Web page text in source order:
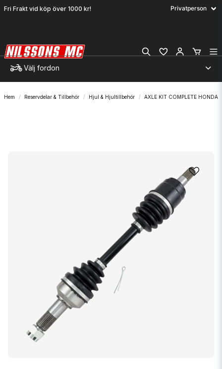
Fri Frakt vid köp över 1000 kr!
Välj fordon
Hem Reservdelar & Tillbehör Hjul & Hjultillbehör AXLE KIT COMPLETE HONDA